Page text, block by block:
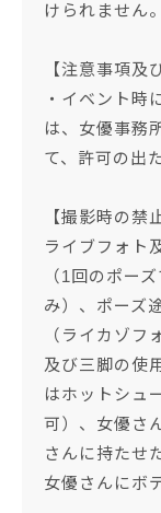
けられません。
【注意事項及
・イベント時
は、女優事務
て、許可の出
【撮影時の禁
ライブフォト
（1回のポー
み）、ポーズ
（ライカゾフ
及び三脚の使
はホットシュ
可）、女優さ
さんに持たせ
女優さんにボ